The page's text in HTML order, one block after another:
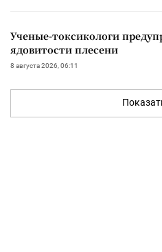
Ученые-токсикологи
ядовитости плесени
8 августа 2026, 06:11